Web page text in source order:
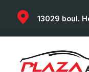
13029 boul.